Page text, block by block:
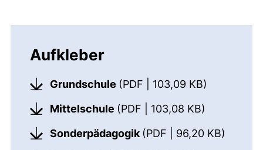
Aufkleber
Grundschule (PDF | 103,09 KB)
Mittelschule (PDF | 103,08 KB)
Sonderpädagogik (PDF | 96,20 KB)